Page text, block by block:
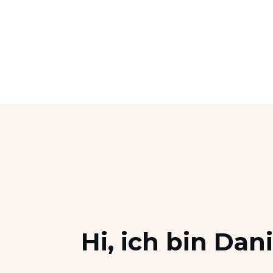
Hi, ich bin